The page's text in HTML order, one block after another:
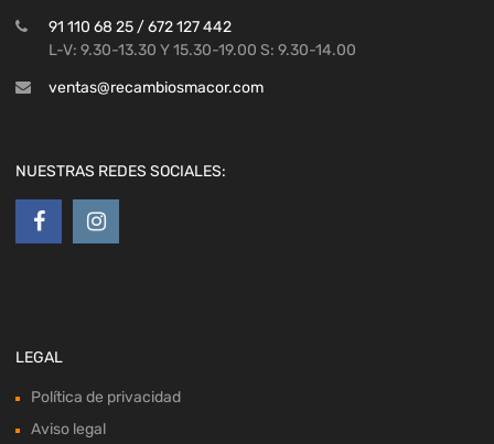
91 110 68 25 / 672 127 442
L-V: 9.30-13.30 Y 15.30-19.00 S: 9.30-14.00
ventas@recambiosmacor.com
NUESTRAS REDES SOCIALES:
LEGAL
Política de privacidad
Aviso legal